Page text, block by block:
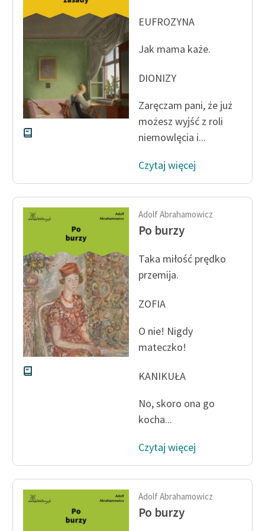
Ręce pełne poezji
Kolekcje edukacyjne
twórców przechodzących
do domeny publicznej,
lektur szkolnych oraz
Starego Testamentu
Odkurzamy bohaterów
Szkoła Poezji Wolnych
Kontakt
O projekcie
Zasady wykorzystania
Wolnych Lektur
Logotypy
Materiały promocyjne
Polityka prywatności
Regulamin darowizn
Informacja o treściach
wrażliwych
Deklaracja dostępności
EUFROZYNA
Jak mama każe.
DIONIZY
Zaręczam pani, że już
możesz wyjść z roli
niemowlęcia i...
Czytaj więcej
Adolf Abrahamowicz
Po burzy
Taka miłość prędko
przemija.
ZOFIA
O nie! Nigdy
mateczko!
KANIKUŁA
No, skoro ona go
kocha...
Czytaj więcej
Adolf Abrahamowicz
Po burzy